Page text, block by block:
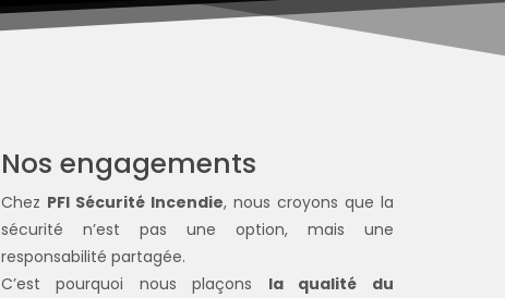
Nos engagements
Chez PFI Sécurité Incendie, nous croyons que la
sécurité n’est pas une option, mais une
responsabilité partagée.
C’est pourquoi nous plaçons la qualité du